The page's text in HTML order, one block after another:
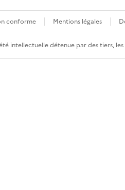
conforme Mentions légales
intellectuelle détenue par des tiers,